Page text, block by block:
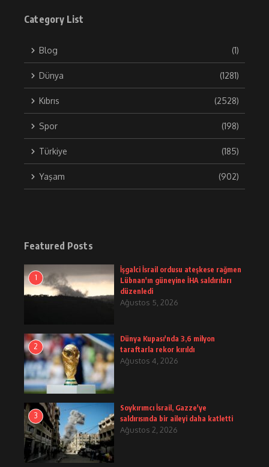
Category List
Blog (1)
Dünya (1281)
Kıbrıs (2528)
Spor (198)
Türkiye (185)
Yaşam (902)
Featured Posts
1
İşgalci İsrail ordusu ateşkese rağmen
Lübnan'ın güneyine İHA saldırıları
düzenledi
Ağustos 5, 2026
2
Dünya Kupası'nda 3,6 milyon
taraftarla rekor kırıldı
Ağustos 4, 2026
3
Soykırımcı İsrail, Gazze'ye
saldırısında bir aileyi daha katletti
Ağustos 2, 2026